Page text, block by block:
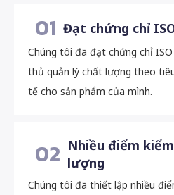
01 Đạt chứng chỉ
Chúng tôi đã đạt chứng chỉ
thủ quản lý chất lượng theo
tế cho sản phẩm của mình.
02 Nhiều điểm
lượng
Chúng tôi đã thiết lập nhiều